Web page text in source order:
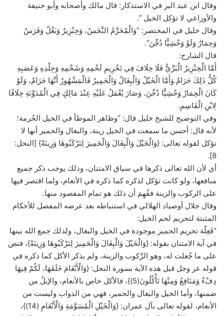
وقال ابن عبد البر في الاستذكار: قال مالك وأصحابه وأبو حنيفة
والأوزاعي لا تؤكل الخيل “.
وقال خليل في المختصر: “وَالْمُحَرَّمُ النَّجَسُ، وَخِنْزِيرٌ وَبَغْلٌ وَفَرَسٌ
وَحِمَارٌ وَلَوْ وَحْشِيًّا دُجِّنَ”.
قال الشارح:
أَمَّا الْخِنْزِيرُ الْبَرِّيُّ فَلَا خِلَافَ فِي تَحْرِيمِ لَحْمِهِ وَشَحْمِهِ وَجِلْدِهِ وَعَصَبِهِ
كُلُّ ذَلِكَ حَرَامٌ.وَأَمَّا الْخَيْلُ وَالْبِغَالُ وَالْحَمِيرُ فَالْمَشْهُورُ أَنَّهَا حَرَامٌ، وَلَوْ
كَانَ الْحِمَارُ وَحْشِيًّا دُجِّنَ، وَصَارَ يُعْمَلُ عَلَيْهِ عِنْدَ مَالِكٍ فِي الْمُدَوَّنَةِ خِلَافًا
لِابْنِ الْقَاسِمِ.
وفي التوضيح للشيخ خليل قال: “وظاهر الموطأ في الخيل الحُرمة؛
لأنه قال: أحسن ما سمعت في الخيل زينة، والبغال والحمير أنها لا
تؤكل لقوله تعالى: {وَالْخَيْلَ وَالْبِغَالَ وَالْحَمِيرَ لِتَرْكَبُوهَا وَزِينَةً} [النحل:
8].
أي لأن الله تعالى ذكرها في سياق الامتنان، وذلك يوجب ذكر جميع
منافعها، ولو كانت تؤكل لذكره كما ذكره في الأنعام، ولما اقتصر فيها
على الركوب والزينة ففُهِمَ أن ذلك هو تمام المقصود منها.
وقال جلال أوصياد الهلالي في استنباطه بعد عرضه المفصل للأحكام
المثبتة لتحريم لحم الخيل:
“فَعِلّة تحريم الحمير موجودة في الخيل والبغال، ولذلك جمع الله بينها
في آية الامتنان بقوله: {وَالْخَيْلَ وَالْبِغَالَ وَالْحَمِيرَ لِتَرْكَبُوهَا وَزِينَةً}، فنص
على ما جُعلت له، وهو الرَّكوب والزينة، ولم يذكر الأكل كما ذكره في
قوله عز وجل قبل هذه الآية بسورة النحل: {وَالْأَنْعَامَ خَلَقَهَا، لَكُمْ فِيهَا
دِفْءٌ وَمَنَافِعُ وَمِنْهَا تَأْكُلُونَ(5)}، فالأكل خاص بالأنعام، والإبلُ من
ضمنها، وأما الخيل والبغال والحمير، فهي من الدواب وليست من
الأنعام، لقوله تعالى بآل عمران: {وَالْخَيْلِ الْمُسَوَّمَةِ وَالْأَنْعَامِ (14)}،